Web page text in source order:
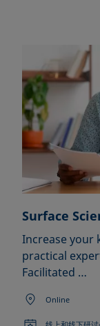
Surface
Increase your
practical
Facilitated …
Online